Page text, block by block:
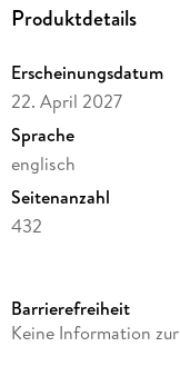
Produktdetails
Erscheinungsdatum
22. April 2027
Sprache
englisch
Seitenanzahl
432
Verlag/Hersteller
Barrierefreiheit
Keine Information